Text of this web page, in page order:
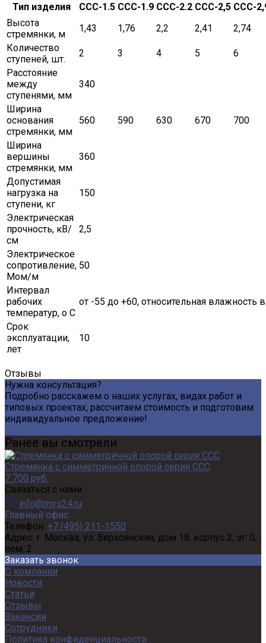
Тип изделия
ССС-1.5 ССС-1.9 ССС-2.2 ССС-2,5 ССС-
Высота
стремянки, м
1,43 1,76 2,2 2,41
2,74
Количество
ступеней, шт.
2 3 4 5
6
Расстояние
между
ступенями, мм
340
Ширина
основания
стремянки, мм
560 590 630 670 700
Ширина
вершины
стремянки, мм
360
Допустимая
нагрузка на
ступени, кг
150
Электрическая
прочность, кВ/
см
2,5
Электрическое
сопротивление,
Мом/м
50
Интервал
рабочих
температур, о С
от -55 до +60, относительная влажность
Срок
эксплуатации,
лет
10
Отзывы
Нужна консультация?
Подробно расскажем о наших услугах, видах работ и
типовых проектах, рассчитаем стоимость и подготовим
индивидуальное предложение!
Ранее вы смотрели
Стремянка с симметричной опорой серия CCC
7 700 руб.
Связаться с нами
info@mirs24.ru
Главный офис
Телефон: +7 (495) 211-1550
Адрес: г. Москва, ул. Верхоянская, дом 18, корпус 2, эт. 0,
пом. 2
Заказать звонок
О компании
Новости
Статьи
Отзывы
Вакансии
Сотрудники
Политика конфиденциальности